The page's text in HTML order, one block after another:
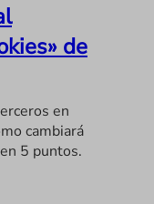
de
en
cambiará
5 puntos.